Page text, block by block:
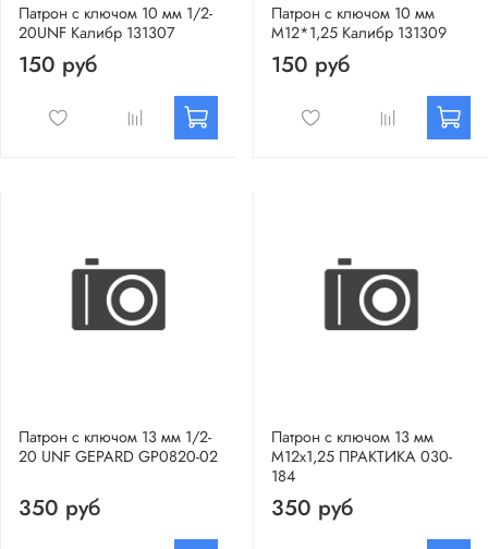
Патрон с ключом 10 мм 1/2-
20UNF Калибр 131307
150 руб
Патрон с ключом 10 мм
М12*1,25 Калибр 131309
150 руб
Патрон с ключом 13 мм 1/2-
20 UNF GEPARD GP0820-02
350 руб
Патрон с ключом 13 мм
М12х1,25 ПРАКТИКА 030-
184
350 руб